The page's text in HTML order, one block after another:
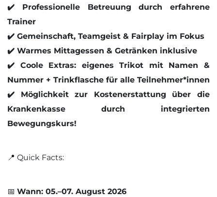
✔️ Professionelle Betreuung durch erfahrene
Trainer
✔️ Gemeinschaft, Teamgeist & Fairplay im Fokus
✔️ Warmes Mittagessen & Getränken inklusive
✔️ Coole Extras: eigenes Trikot mit Namen &
Nummer + Trinkflasche für alle Teilnehmer*innen
✔️ Möglichkeit zur Kostenerstattung über die
Krankenkasse durch integrierten
Bewegungskurs!
📍 Quick Facts:
📅 Wann: 05.–07. August 2026